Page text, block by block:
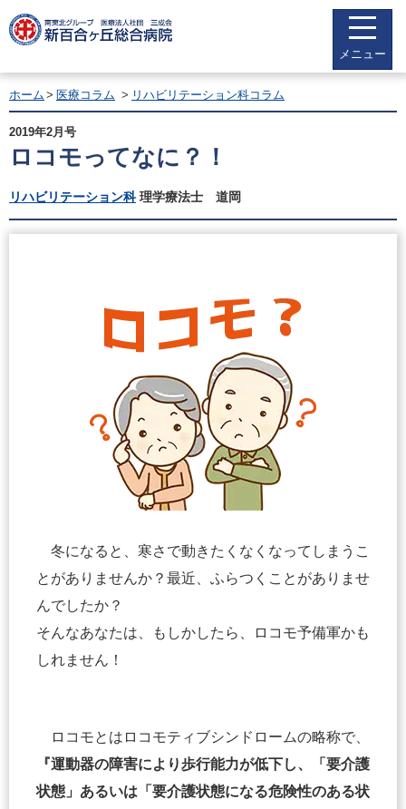
メニュー
ホーム 医療コラム リハビリテーション科コラム
2019年2月号
ロコモってなに？！
リハビリテーション科理学療法士 道岡
冬になると、寒さで動きたくなくなってしまうこ
とがありませんか？最近、ふらつくことがありませ
んでしたか？
そんなあなたは、もしかしたら、ロコモ予備軍かも
しれません！
ロコモとはロコモティブシンドロームの略称で、
『運動器の障害により歩行能力が低下し、「要介護
状態」あるいは「要介護状態になる危険性のある状